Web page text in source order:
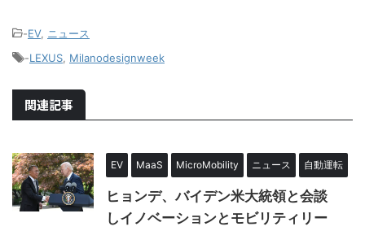
-EV, ニュース
-LEXUS Milanodesignweek
関連記事
EV MaaS MicroMobility ニュース 自動運転
ヒョンデ、バイデン米大統領と会談
しイノベーションとモビリティリー